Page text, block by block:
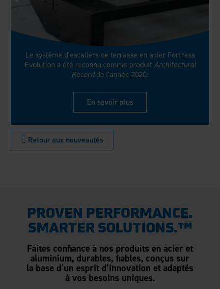
Le système d'escaliers de terrasse en acier Fortress
Evolution a été reconnu comme produitArchitectural
Recordde l'année 2020.
En savoir plus
 Retour aux nouveautés
PROVEN PERFORMANCE.
SMARTER SOLUTIONS.™
Faites confiance à nos produits en acier et
aluminium, durables, fiables, conçus sur
la base d’un esprit d’innovation et adaptés
à vos besoins uniques.